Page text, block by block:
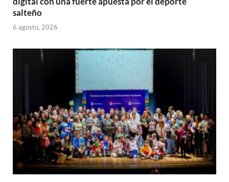
salteño
6 agosto, 2026